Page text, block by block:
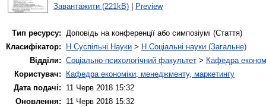
Завантажити (221kB)| Preview
Тип ресурсу: Доповідь на конференції або симпозіумі (Стаття)
Класифікатор:
H Суспільні Науки > H Соціальні науки (Загальне)
Відділи: Соціально-психологічний факультет > Кафедра
Користувач:
Кафедра економіки, менеджменту, маркетингу
Дата подачі:
11 Черв 2018 15:32
Оновлення:
11 Черв 2018 15:32